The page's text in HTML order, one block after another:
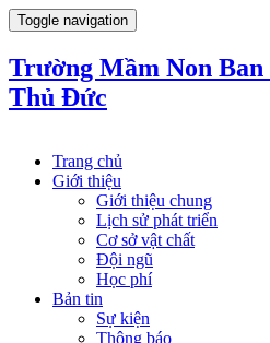
Toggle navigation
Trường Mầm Non
Thủ Đức
Trang chủ
Giới thiệu
Giới thiệu chung
Lịch sử phát triển
Cơ sở vật chất
Đội ngũ
Học phí
Bản tin
Sự kiện
Thông báo